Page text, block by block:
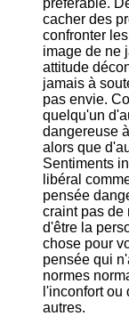
préférable.
cacher des
confronter
image de ne
attitude
jamais à
pas envie.
quelqu'un
dangereuse
alors que
Sentiments
libéral
pensée
craint pas de
d'être la
chose pour
pensée qui
normes
l'inconfort
autres.